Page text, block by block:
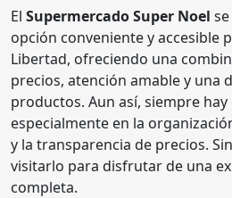
El Supermercado Super Noel
opción conveniente y accesible
Libertad, ofreciendo una
precios, atención amable y una
productos. Aun así, siempre
especialmente en la
y la transparencia de precios.
visitarlo para disfrutar de una
completa.